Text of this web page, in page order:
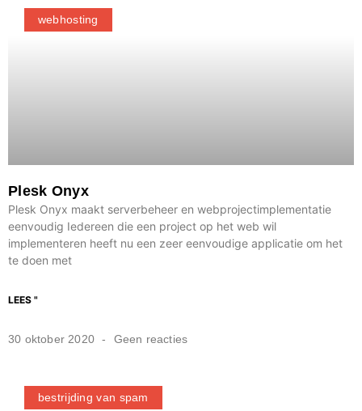
webhosting
Plesk Onyx
Plesk Onyx maakt serverbeheer en webprojectimplementatie
eenvoudig Iedereen die een project op het web wil
implementeren heeft nu een zeer eenvoudige applicatie om het
te doen met
LEES "
30 oktober 2020 Geen reacties
bestrijding van spam